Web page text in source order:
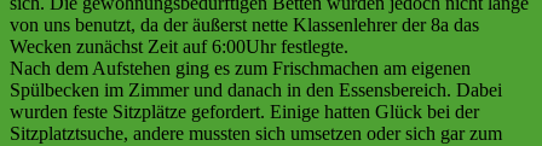
von uns benutzt, da der äußerst nette Klassenlehrer der 8a das
Wecken zunächst Zeit auf 6:00Uhr festlegte.
Nach dem Aufstehen ging es zum Frischmachen am eigenen
Spülbecken im Zimmer und danach in den Essensbereich. Dabei
wurden feste Sitzplätze gefordert. Einige hatten Glück bei der
Sitzplatztsuche, andere mussten sich umsetzen oder sich gar zum